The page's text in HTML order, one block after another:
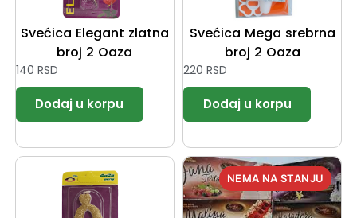
Svećica Elegant zlatna
broj 2 Oaza
140 RSD
Svećica Mega srebrna
broj 2 Oaza
220 RSD